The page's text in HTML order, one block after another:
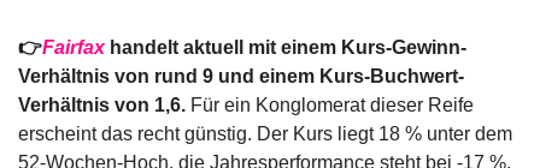
👉Fairfax handelt aktuell mit einem Kurs-Gewinn-
Verhältnis von rund 9 und einem Kurs-Buchwert-
Verhältnis von 1,6. Für ein Konglomerat dieser Reife
erscheint das recht günstig. Der Kurs liegt 18 % unter dem
52-Wochen-Hoch, die Jahresperformance steht bei -17 %,